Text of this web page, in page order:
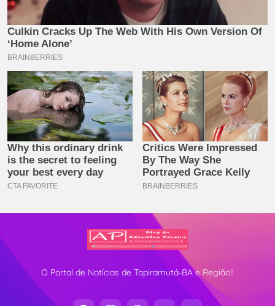
O Portal de Notícias de Tapiramutá-BA e Região!!